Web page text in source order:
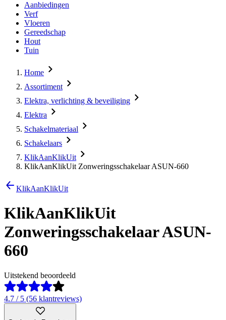
Aanbiedingen
Verf
Vloeren
Gereedschap
Hout
Tuin
Home
Assortiment
Elektra, verlichting & beveiliging
Elektra
Schakelmateriaal
Schakelaars
KlikAanKlikUit
KlikAanKlikUit Zonweringsschakelaar ASUN-660
KlikAanKlikUit
KlikAanKlikUit
Zonweringsschakelaar ASUN-
660
Uitstekend beoordeeld
4.7 / 5 (56 klantreviews)